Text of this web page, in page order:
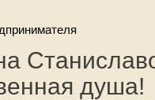
душа!